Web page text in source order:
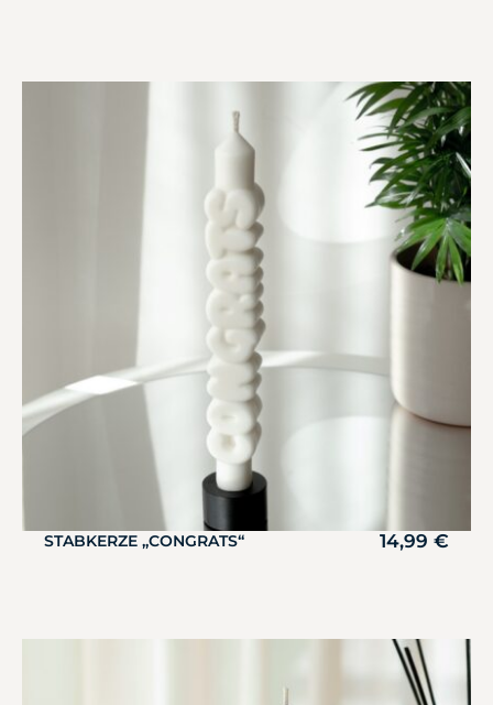
STABKERZE „CONGRATS“ 14,99 €